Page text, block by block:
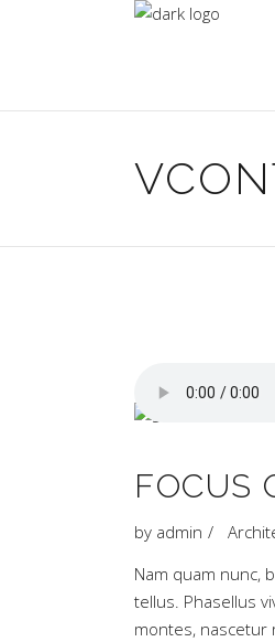
FOCUS
by admin
Nam quam nunc,
tellus. Phasellus
montes, nascetur